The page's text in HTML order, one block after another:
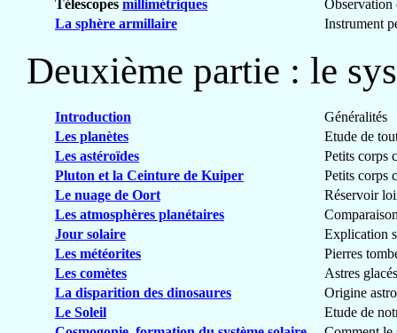
Télescopes millimétriques
Observation
La sphère armillaire
Instrument
Deuxième partie : le
Introduction
Généralités
Les planètes
Etude de
Les astéroïdes
Petits corps
Pluton et la Ceinture de Kuiper
Petits corps
Le nuage de Oort
Réservoir
Les atmosphères planétaires
Jour solaire
Explication
Les météorites
Pierres
Les comètes
Astres
La disparition des dinosaures
Origine
Le Soleil
Etude de